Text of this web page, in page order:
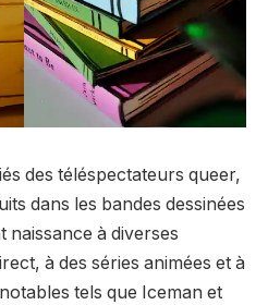
des téléspectateurs queer,
dans les bandes dessinées
naissance à diverses
à des séries animées et à
tels que Iceman et